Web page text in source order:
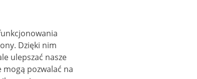
wyłączeniem treści audiowizualnych), są
uznanie autorstwa - na tych samych
audiowizualne, w tym zdjęcia, materiały audio i wideo,
uznanie autorstwa użycie niekomercyjne -
4.0), o ile nie jest to stwierdzone inaczej.
nim
ulepszać nasze